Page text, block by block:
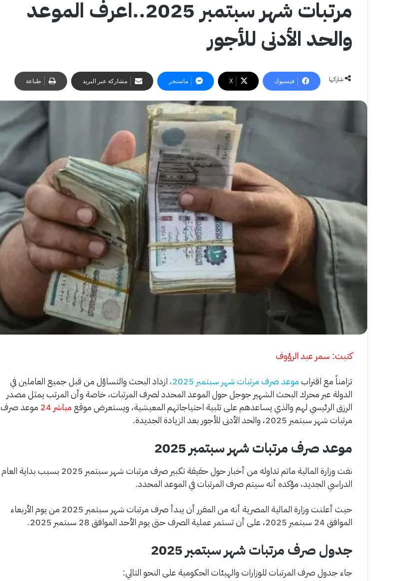
مرتبات شهر سبتمبر 2025..اعرف الموعد
والحد الأدنى للأجور
شاركها فيسبوك ‫X ماسنجر مشاركة عبر البريد طباعة
كتبت: سمر عبد الرؤوف
تزامناً مع اقترابموعد صرف مرتبات شهر سبتمبر 2025،
ازداد البحث والتساؤل من قبل جميع العاملين في
الدولة عبر محرك البحث الشهير جوجل حول الموعد المحدد لصرف المرتبات، خاصة وأن المرتب يمثل مصدر
الرزق الرئيسي لهم والذي يساعدهم على تلبية احتياجاتهم المعيشية، ويستعرض موقع مباشر 24
موعد صرف
مرتبات شهر سبتمبر 2025، والحد الأدنى للأجور بعد الزيادة الجديدة.
موعد صرف مرتبات شهر سبتمبر 2025
نفت وزارة المالية ماتم تداوله من أخبار حول حقيقة تكبير صرف مرتبات شهر سبتمبر 2025 بسبب بداية العام
الدراسي الجديد، مؤكده أنه سيتم صرف المرتبات في الموعد المحدد.
حيث أعلنت وزارة المالية المصرية أنه من المقرر أن يبدأ صرف مرتبات شهر سبتمبر 2025 من يوم الأربعاء
الموافق 24 سبتمبر 2025، على أن تستمر عملية الصرف حتى يوم الأحد الموافق 28 سبتمبر 2025.
جدول صرف مرتبات شهر سبتمبر 2025
جاء جدول صرف المرتبات للوزارات والهيئات الحكومية على النحو التالي: